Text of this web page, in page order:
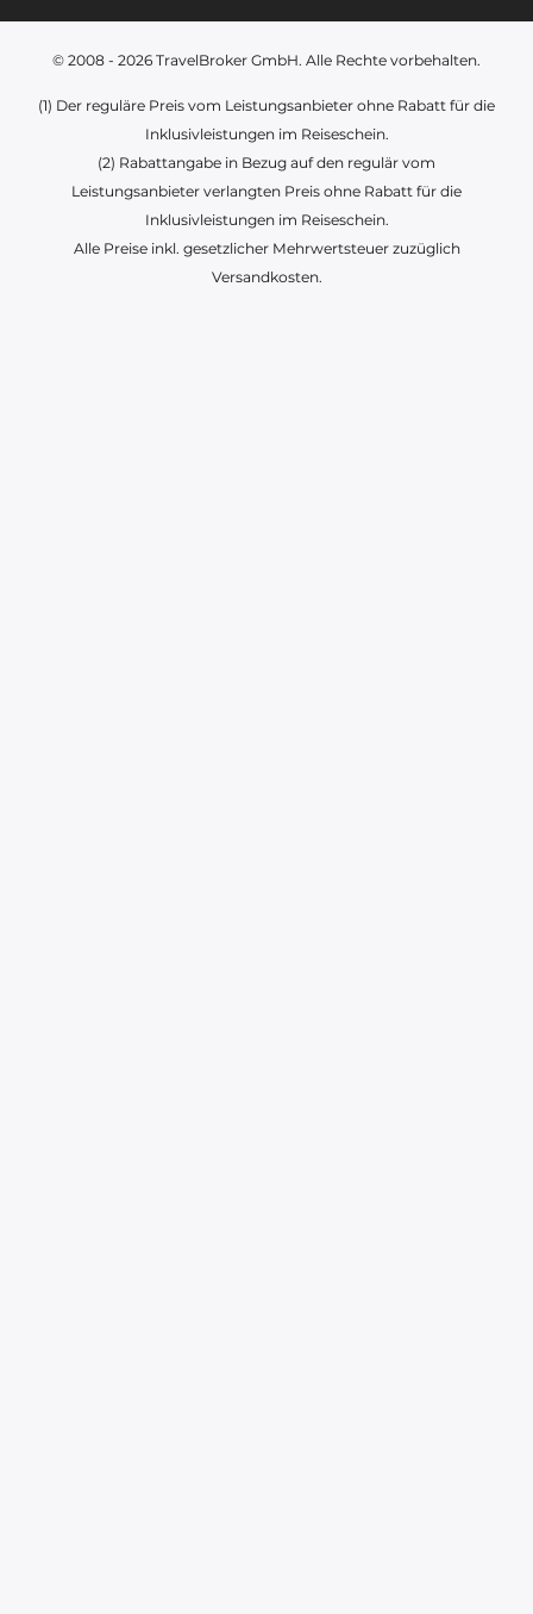
© 2008 - 2026 TravelBroker GmbH. Alle Rechte vorbehalten.
(1) Der reguläre Preis vom Leistungsanbieter ohne Rabatt für die
Inklusivleistungen im Reiseschein.
(2) Rabattangabe in Bezug auf den regulär vom
Leistungsanbieter verlangten Preis ohne Rabatt für die
Inklusivleistungen im Reiseschein.
Alle Preise inkl. gesetzlicher Mehrwertsteuer zuzüglich
Versandkosten.